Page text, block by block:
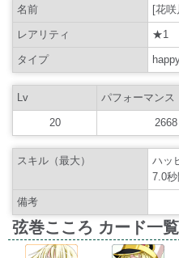
名前 [花
レアリティ ★1
タイプ
Lv パフォーマンス
20 2668
スキル（最大）
ハッ
7.0
備考
弦巻こころ カード一覧